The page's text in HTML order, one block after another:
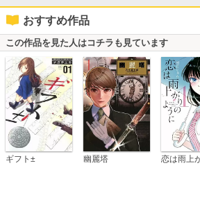
おすすめ作品
この作品を見た人はコチラも見ています
ギフト± 幽麗塔